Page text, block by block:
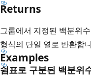
Returns
그룹에서 지정된 백분위
형식의 단일 열로 반환합
Examples
쉼표로 구분된 백분위